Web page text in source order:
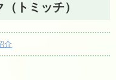
トミッチ）
介